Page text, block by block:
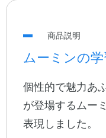
公式アカウ
商品説明
ムーミンの学
個性的で魅力あ
が登場するムー
表現しました。